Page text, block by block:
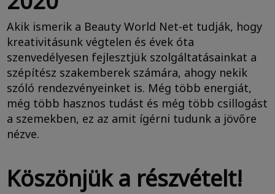
Akik ismerik a Beauty World Net-et tudják, hogy
kreativitásunk végtelen és évek óta
szenvedélyesen fejlesztjük szolgáltatásainkat a
szépítész szakemberek számára, ahogy nekik
szóló rendezvényeinket is. Még több energiát,
még több hasznos tudást és még több csillogást
a szemekben, ez az amit ígérni tudunk a jövőre
nézve.
Köszönjük a részvételt!